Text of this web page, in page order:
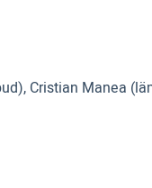
Cristian Manea